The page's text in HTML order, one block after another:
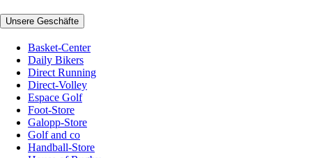
Unsere Geschäfte
Basket-Center
Daily Bikers
Direct Running
Direct-Volley
Espace Golf
Foot-Store
Galopp-Store
Golf and co
Handball-Store